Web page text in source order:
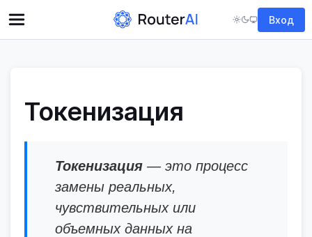
Вход
Токенизация
Токенизация — это процесс
замены реальных,
чувствительных или
объемных данных на